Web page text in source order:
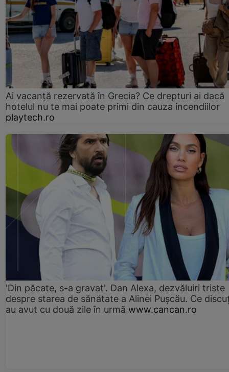
Ai vacanță rezervată în Grecia? Ce drepturi ai dacă
hotelul nu te mai poate primi din cauza incendiilor
playtech.ro
'Din păcate, s-a gravat'. Dan Alexa, dezvăluiri triste
despre starea de sănătate a Alinei Pușcău. Ce
au avut cu două zile în urmă www.cancan.ro